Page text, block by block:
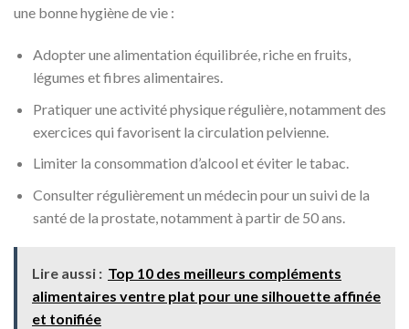
une bonne hygiène de vie :
Adopter une alimentation équilibrée, riche en fruits,
légumes et fibres alimentaires.
Pratiquer une activité physique régulière, notamment des
exercices qui favorisent la circulation pelvienne.
Limiter la consommation d’alcool et éviter le tabac.
Consulter régulièrement un médecin pour un suivi de la
santé de la prostate, notamment à partir de 50 ans.
Lire aussi : Top 10 des meilleurs compléments
alimentaires ventre plat pour une silhouette affinée
et tonifiée